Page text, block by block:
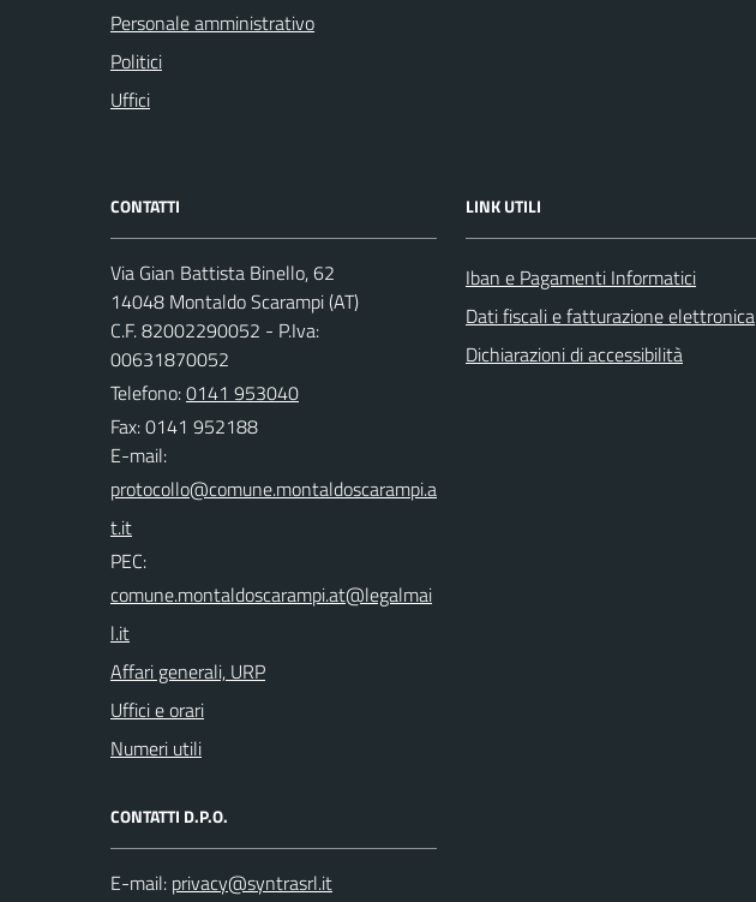
Personale amministrativo
Politici
Uffici
CONTATTI
Via Gian Battista Binello, 62
14048 Montaldo Scarampi (AT)
C.F. 82002290052 - P.Iva:
00631870052
Telefono:0141 953040
Fax: 0141 952188
E-mail:
PEC:
Affari generali, URP
Uffici e orari
Numeri utili
CONTATTI D.P.O.
E-mail:
LINK UTILI
Iban e Pagamenti Informatici
Dati fiscali e fatturazione elettronica
Dichiarazioni di accessibilità